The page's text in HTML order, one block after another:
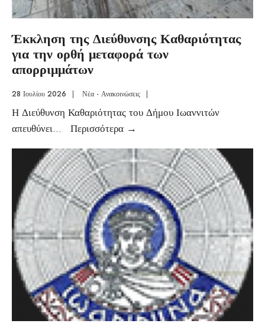
Έκκληση της Διεύθυνσης Καθαριότητας
για την ορθή μεταφορά των
απορριμμάτων
28 Ιουλίου 2026 | Νέα - Ανακοινώσεις |
Η Διεύθυνση Καθαριότητας του Δήμου Ιωαννιτών
απευθύνει... Περισσότερα →